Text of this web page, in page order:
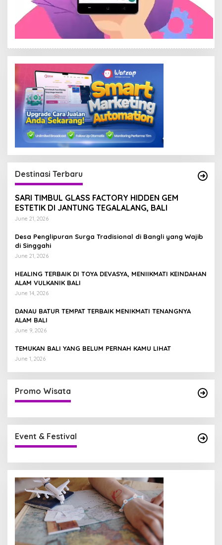
Destinasi Terbaru
SARI TIMBUL GLASS FACTORY HIDDEN GEM
ESTETIK DI JANTUNG TEGALALANG, BALI
June 21, 2026
Desa Penglipuran Surga Tradisional di Bangli yang Wajib
di Singgahi
June 21, 2026
HEALING TERBAIK DI TOYA DEVASYA, MENIIKMATI KEINDAHAN
ALAM VULKANIK BALI
June 14, 2026
DANAU BATUR TEMPAT TERBAIK MENIKMATI TENANGNYA
ALAM BALI
June 9, 2026
TEMUKAN BALI YANG BELUM PERNAH KAMU LIHAT
June 1, 2026
Promo Wisata
Event & Festival